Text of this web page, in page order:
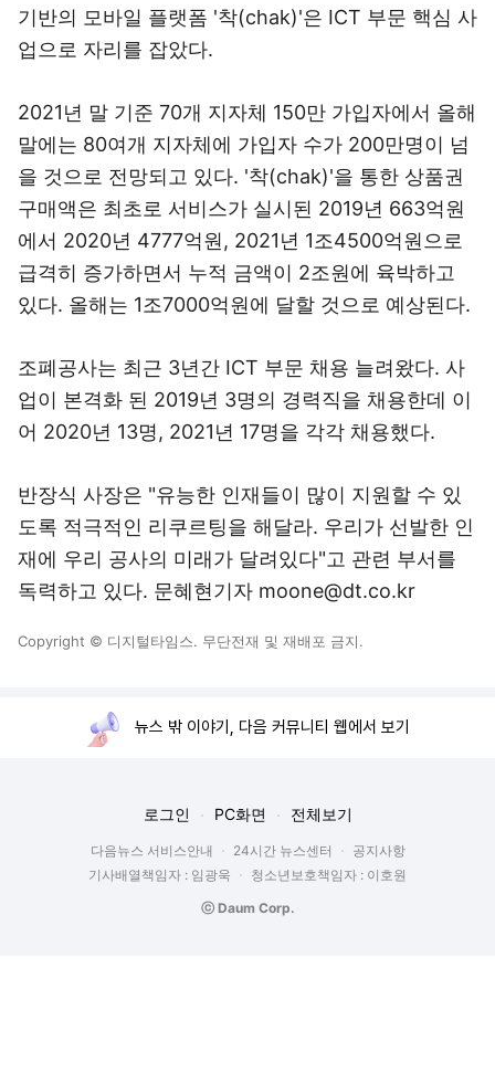
기반의 모바일 플랫폼 '착(chak)'은 ICT 부문 핵심 사
업으로 자리를 잡았다.
2021년 말 기준 70개 지자체 150만 가입자에서 올해
말에는 80여개 지자체에 가입자 수가 200만명이 넘
을 것으로 전망되고 있다. '착(chak)'을 통한 상품권
구매액은 최초로 서비스가 실시된 2019년 663억원
에서 2020년 4777억원, 2021년 1조4500억원으로
급격히 증가하면서 누적 금액이 2조원에 육박하고
있다. 올해는 1조7000억원에 달할 것으로 예상된다.
조폐공사는 최근 3년간 ICT 부문 채용 늘려왔다. 사
업이 본격화 된 2019년 3명의 경력직을 채용한데 이
어 2020년 13명, 2021년 17명을 각각 채용했다.
반장식 사장은 "유능한 인재들이 많이 지원할 수 있
도록 적극적인 리쿠르팅을 해달라. 우리가 선발한 인
재에 우리 공사의 미래가 달려있다"고 관련 부서를
독력하고 있다. 문혜현기자 moone@dt.co.kr
Copyright © 디지털타임스. 무단전재 및 재배포 금지.
뉴스 밖 이야기, 다음 커뮤니티 웹에서 보기
로그인 PC화면 전체보기
다음뉴스 서비스안내 24시간 뉴스센터
공지사항
기사배열책임자 : 임광욱
청소년보호책임자 : 이호원
ⓒ Daum Corp.